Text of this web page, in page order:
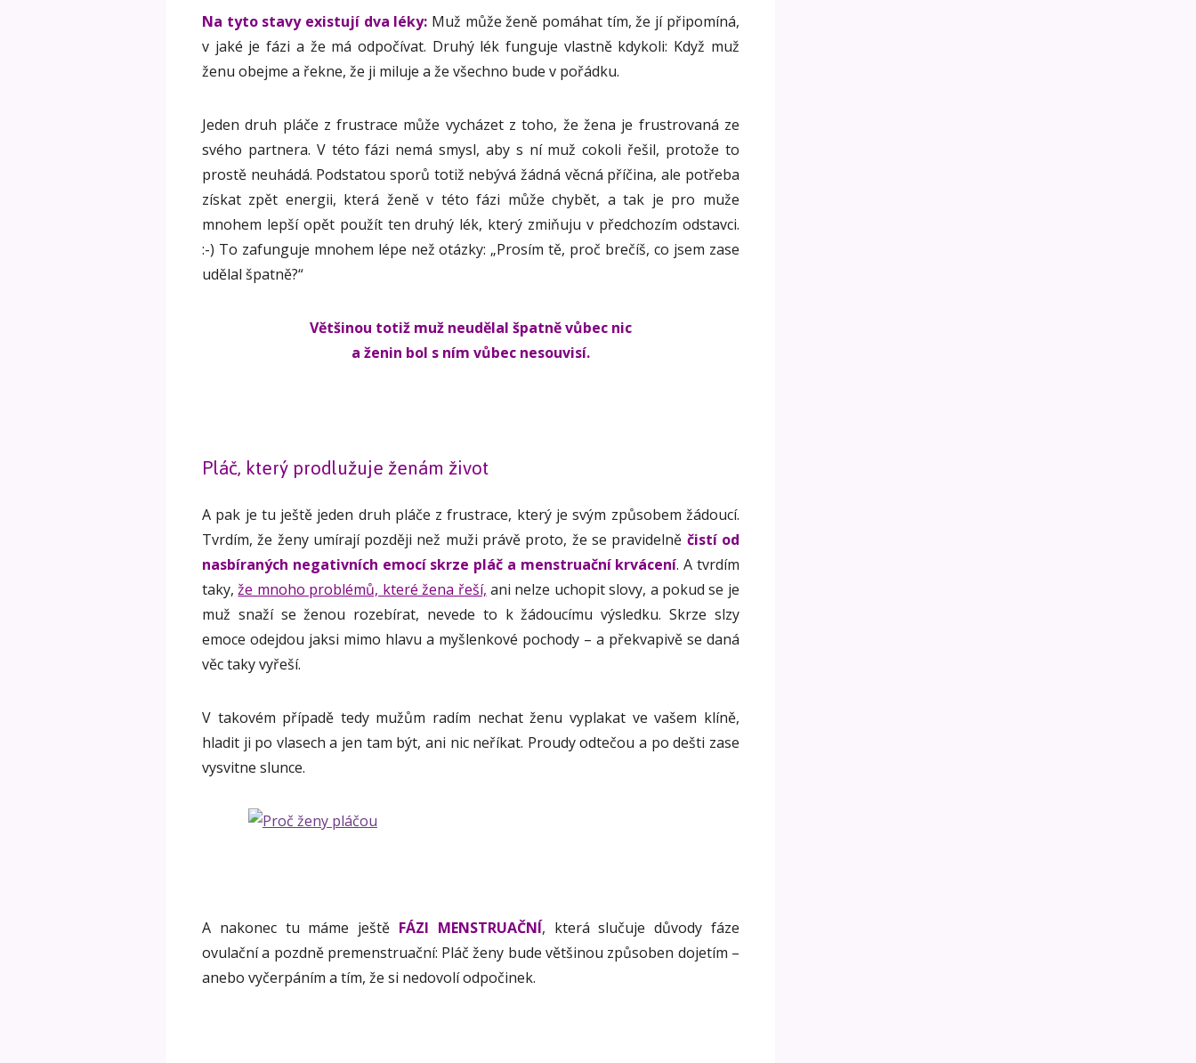
Na tyto stavy existují dva léky: Muž může ženě pomáhat tím, že jí připomíná,
v jaké je fázi a že má odpočívat. Druhý lék funguje vlastně kdykoli: Když muž
ženu obejme a řekne, že ji miluje a že všechno bude v pořádku.
Jeden druh pláče z frustrace může vycházet z toho, že žena je frustrovaná ze
svého partnera. V této fázi nemá smysl, aby s ní muž cokoli řešil, protože to
prostě neuhádá. Podstatou sporů totiž nebývá žádná věcná příčina, ale potřeba
získat zpět energii, která ženě v této fázi může chybět, a tak je pro muže
mnohem lepší opět použít ten druhý lék, který zmiňuju v předchozím odstavci.
:-) To zafunguje mnohem lépe než otázky: „Prosím tě, proč brečíš, co jsem zase
udělal špatně?“
Většinou totiž muž neudělal špatně vůbec nic
a ženin bol s ním vůbec nesouvisí.
Pláč, který prodlužuje ženám život
A pak je tu ještě jeden druh pláče z frustrace, který je svým způsobem žádoucí.
Tvrdím, že ženy umírají později než muži právě proto, že se pravidelně čistí od
nasbíraných negativních emocí skrze pláč a menstruační krvácení. A tvrdím
taky,že mnoho problémů, které žena řeší, ani nelze uchopit slovy, a pokud se je
muž snaží se ženou rozebírat, nevede to k žádoucímu výsledku. Skrze slzy
emoce odejdou jaksi mimo hlavu a myšlenkové pochody – a překvapivě se daná
věc taky vyřeší.
V takovém případě tedy mužům radím nechat ženu vyplakat ve vašem klíně,
hladit ji po vlasech a jen tam být, ani nic neříkat. Proudy odtečou a po dešti zase
vysvitne slunce.
A nakonec tu máme ještě FÁZI MENSTRUAČNÍ, která slučuje důvody fáze
ovulační a pozdně premenstruační: Pláč ženy bude většinou způsoben dojetím –
anebo vyčerpáním a tím, že si nedovolí odpočinek.